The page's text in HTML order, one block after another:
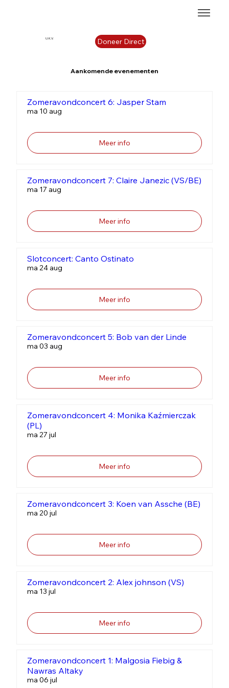
U.K.V. Doneer Direct
Aankomende evenementen
Zomeravondconcert 6: Jasper Stam
ma 10 aug
Meer info
Zomeravondconcert 7: Claire Janezic (VS/BE)
ma 17 aug
Meer info
Slotconcert: Canto Ostinato
ma 24 aug
Meer info
Zomeravondconcert 5: Bob van der Linde
ma 03 aug
Meer info
Zomeravondconcert 4: Monika Kaźmierczak
(PL)
ma 27 jul
Meer info
Zomeravondconcert 3: Koen van Assche (BE)
ma 20 jul
Meer info
Zomeravondconcert 2: Alex johnson (VS)
ma 13 jul
Meer info
Zomeravondconcert 1: Malgosia Fiebig &
Nawras Altaky
ma 06 jul